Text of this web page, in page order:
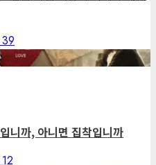
39
니까, 아니면 집착입니까
12